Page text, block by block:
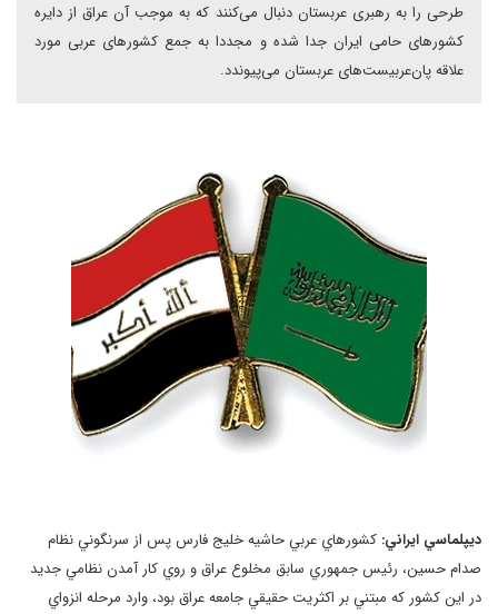
طرحی را به رهبری عربستان دنبال می‌کنند که به موجب آن عراق از دایره
کشورهای حامی ایران جدا شده و مجددا به جمع کشورهای عربی مورد
علاقه پان‌عربیست‌های عربستان می‌پیوندد.
ديپلماسي ايراني: كشورهاي عربي حاشيه خليج فارس پس از سرنگوني نظام
صدام حسين، رئيس جمهوري سابق مخلوع عراق و روي كار آمدن نظامي جديد
در اين كشور كه مبتني بر اكثريت حقيقي جامعه عراق بود، وارد مرحله انزواي